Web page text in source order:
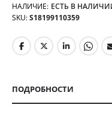
НАЛИЧИЕ: ЕСТЬ В
SKU S18199110359
ПОДРОБНОСТИ